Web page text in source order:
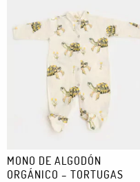
MONO DE ALGODÓN
ORGÁNICO – TORTUGAS